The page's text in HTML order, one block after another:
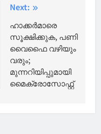
Next:
ഹാക്കർമാരെ
സൂക്ഷിക്കുക, പണി
വൈഫൈ വഴിയും
വരും;
മുന്നറിയിപ്പുമായി
മൈക്രോസോഫ്റ്റ്